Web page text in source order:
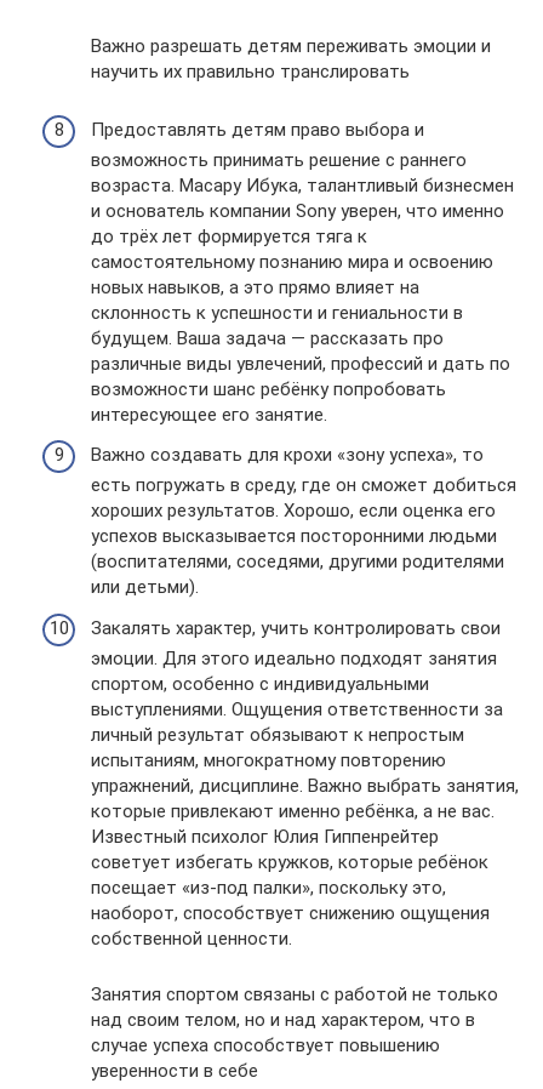
Важно разрешать детям переживать эмоции и
научить их правильно транслировать
Предоставлять детям право выбора и
возможность принимать решение с раннего
возраста. Масару Ибука, талантливый бизнесмен
и основатель компании Sony уверен, что именно
до трёх лет формируется тяга к
самостоятельному познанию мира и освоению
новых навыков, а это прямо влияет на
склонность к успешности и гениальности в
будущем. Ваша задача — рассказать про
различные виды увлечений, профессий и дать по
возможности шанс ребёнку попробовать
интересующее его занятие.
Важно создавать для крохи «зону успеха», то
есть погружать в среду, где он сможет добиться
хороших результатов. Хорошо, если оценка его
успехов высказывается посторонними людьми
(воспитателями, соседями, другими родителями
или детьми).
Закалять характер, учить контролировать свои
эмоции. Для этого идеально подходят занятия
спортом, особенно с индивидуальными
выступлениями. Ощущения ответственности за
личный результат обязывают к непростым
испытаниям, многократному повторению
упражнений, дисциплине. Важно выбрать занятия,
которые привлекают именно ребёнка, а не вас.
Известный психолог Юлия Гиппенрейтер
советует избегать кружков, которые ребёнок
посещает «из-под палки», поскольку это,
наоборот, способствует снижению ощущения
собственной ценности.
Занятия спортом связаны с работой не только
над своим телом, но и над характером, что в
случае успеха способствует повышению
уверенности в себе